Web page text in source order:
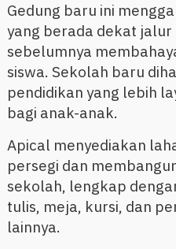
Gedung baru ini
yang berada dekat
sebelumnya
siswa. Sekolah baru
pendidikan yang lebih
bagi anak-anak.
Apical menyediakan
persegi dan
sekolah, lengkap
tulis, meja, kursi, dan
lainnya.